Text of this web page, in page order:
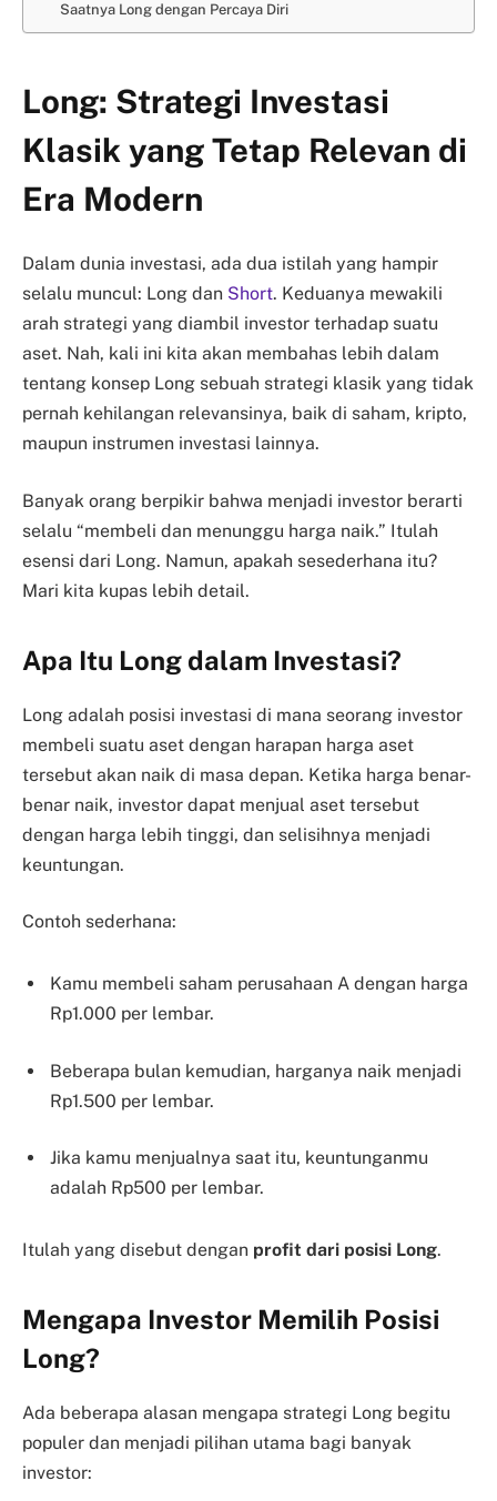
Saatnya Long dengan Percaya Diri
Long: Strategi Investasi
Klasik yang Tetap Relevan di
Era Modern
Dalam dunia investasi, ada dua istilah yang hampir
selalu muncul: Long dan Short. Keduanya mewakili
arah strategi yang diambil investor terhadap suatu
aset. Nah, kali ini kita akan membahas lebih dalam
tentang konsep Long sebuah strategi klasik yang tidak
pernah kehilangan relevansinya, baik di saham, kripto,
maupun instrumen investasi lainnya.
Banyak orang berpikir bahwa menjadi investor berarti
selalu “membeli dan menunggu harga naik.” Itulah
esensi dari Long. Namun, apakah sesederhana itu?
Mari kita kupas lebih detail.
Apa Itu Long dalam Investasi?
Long adalah posisi investasi di mana seorang investor
membeli suatu aset dengan harapan harga aset
tersebut akan naik di masa depan. Ketika harga benar-
benar naik, investor dapat menjual aset tersebut
dengan harga lebih tinggi, dan selisihnya menjadi
keuntungan.
Contoh sederhana:
Kamu membeli saham perusahaan A dengan harga
Rp1.000 per lembar.
Beberapa bulan kemudian, harganya naik menjadi
Rp1.500 per lembar.
Jika kamu menjualnya saat itu, keuntunganmu
adalah Rp500 per lembar.
Itulah yang disebut dengan profit dari posisi Long.
Mengapa Investor Memilih Posisi
Long?
Ada beberapa alasan mengapa strategi Long begitu
populer dan menjadi pilihan utama bagi banyak
investor: